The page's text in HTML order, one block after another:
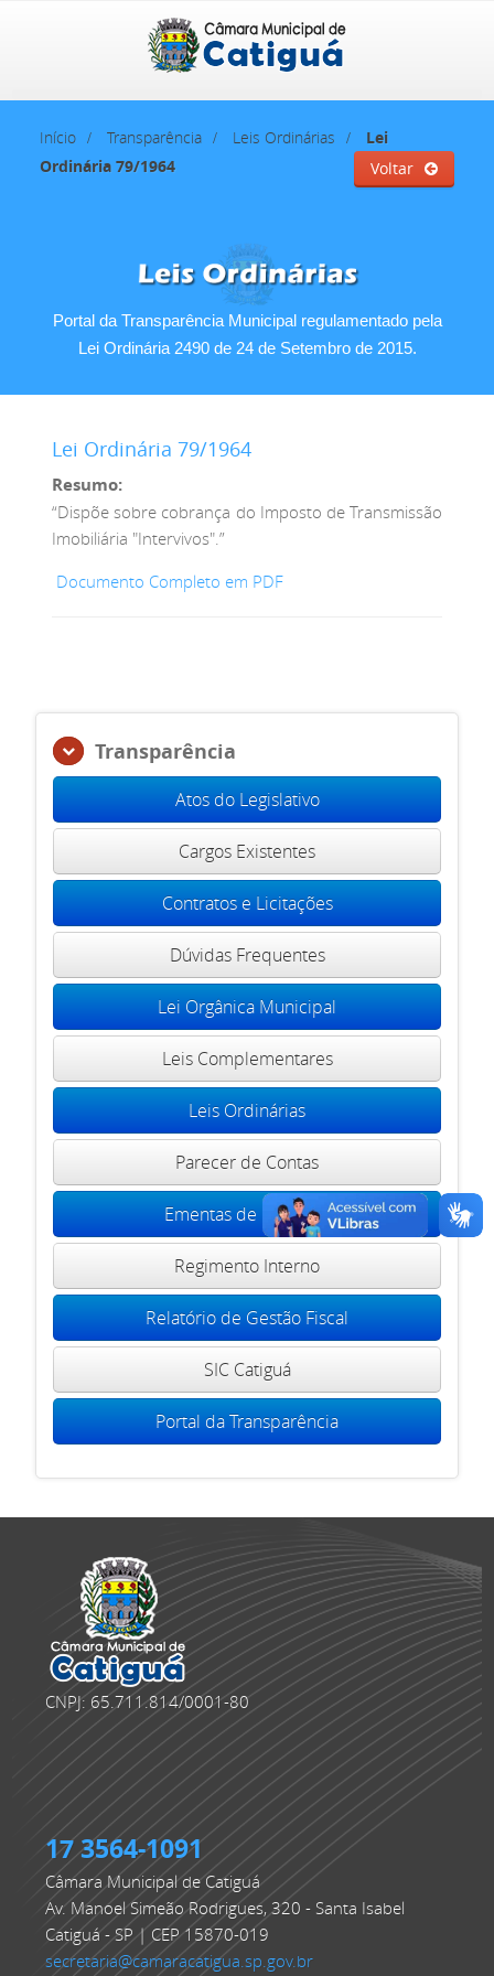
Início Transparência Leis Ordinárias
Lei
Ordinária 79/1964
Voltar
Portal da Transparência Municipal regulamentado pela
Lei Ordinária 2490 de 24 de Setembro de 2015.
Lei Ordinária 79/1964
Resumo:
“Dispõe sobre cobrança do Imposto de Transmissão
Imobiliária "Intervivos".”
Documento Completo em PDF
Transparência
Atos do Legislativo
Cargos Existentes
Contratos e Licitações
Dúvidas Frequentes
Lei Orgânica Municipal
Leis Complementares
Leis Ordinárias
Parecer de Contas
Ementas de Portarias
Regimento Interno
Relatório de Gestão Fiscal
SIC Catiguá
Portal da Transparência
CNPJ: 65.711.814/0001-80
17 3564-1091
Câmara Municipal de Catiguá
Av. Manoel Simeão Rodrigues, 320 - Santa Isabel
Catiguá - SP | CEP 15870-019
secretaria@camaracatigua.sp.gov.br